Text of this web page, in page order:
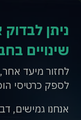
ניתן
שינויים
לחזור מיעד
לספק כרטיסי
אנחנו גמישים,